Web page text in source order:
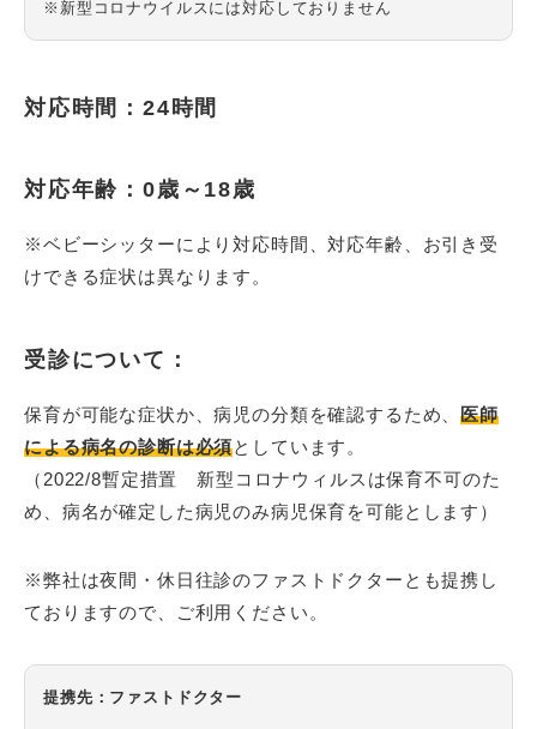
※新型コロナウイルスには対応しておりません
対応時間：24時間
対応年齢：0歳～18歳
※ベビーシッターにより対応時間、対応年齢、お引き受
けできる症状は異なります。
受診について：
保育が可能な症状か、病児の分類を確認するため、医師
による病名の診断は必須としています。
（2022/8暫定措置 新型コロナウィルスは保育不可のた
め、病名が確定した病児のみ病児保育を可能とします）
※弊社は夜間・休日往診のファストドクターとも提携し
ておりますので、ご利用ください。
提携先：ファストドクター